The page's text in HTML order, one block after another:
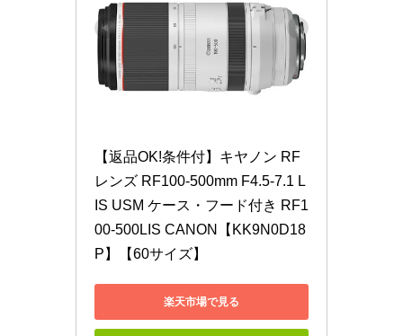
【返品OK!条件付】キヤノン RF
レンズ RF100-500mm F4.5-7.1 L
IS USM ケース・フード付き RF1
00-500LIS CANON【KK9N0D18
P】【60サイズ】
楽天市場で見る